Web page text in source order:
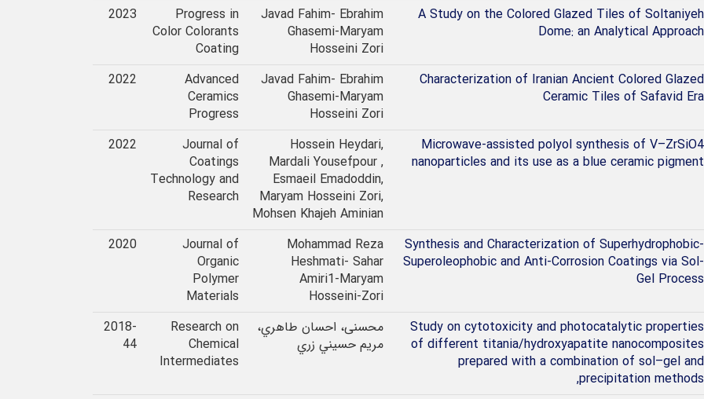
A Study on the Colored Glazed Tiles of Soltaniyeh
Dome: an Analytical Approach
Javad Fahim- Ebrahim
Ghasemi-Maryam
Hosseini Zori
Progress in
Color Colorants
Coating
2023
Characterization of Iranian Ancient Colored Glazed
Ceramic Tiles of Safavid Era
Javad Fahim- Ebrahim
Ghasemi-Maryam
Hosseini Zori
Advanced
Ceramics
Progress
2022
Microwave-assisted polyol synthesis of V–ZrSiO4
nanoparticles and its use as a blue ceramic pigment
Hossein Heydari,
Mardali Yousefpour ,
Esmaeil Emadoddin,
Maryam Hosseini Zori,
Mohsen Khajeh Aminian
Journal of
Coatings
Technology and
Research
2022
Synthesis and Characterization of Superhydrophobic-
Superoleophobic and Anti-Corrosion Coatings via Sol-
Gel Process
Mohammad Reza
Heshmati- Sahar
Amiri1-Maryam
Hosseini-Zori
Journal of
Organic
Polymer
Materials
2020
Study on cytotoxicity and photocatalytic properties
of different titania/hydroxyapatite nanocomposites
prepared with a combination of sol–gel and
precipitation methods,
محسنی، احسان طاهري،
مريم حسيني زري
Research on
Chemical
Intermediates
2018-
44